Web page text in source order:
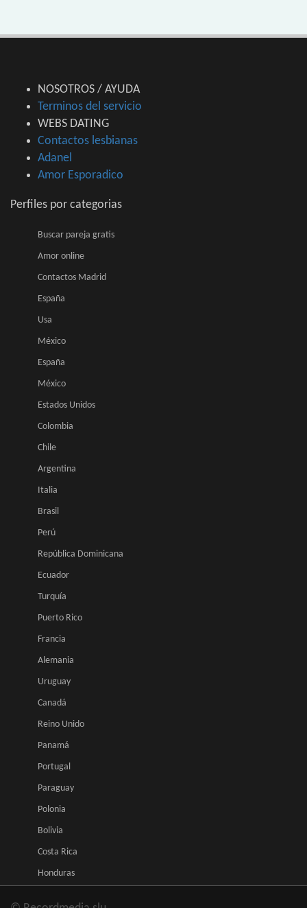
NOSOTROS / AYUDA
Terminos del servicio
WEBS DATING
Contactos lesbianas
Adanel
Amor Esporadico
Perfiles por categorias
Buscar pareja gratis
Amor online
Contactos Madrid
España
Usa
México
España
México
Estados Unidos
Colombia
Chile
Argentina
Italia
Brasil
Perú
República Dominicana
Ecuador
Turquía
Puerto Rico
Francia
Alemania
Uruguay
Canadá
Reino Unido
Panamá
Portugal
Paraguay
Polonia
Bolivia
Costa Rica
Honduras